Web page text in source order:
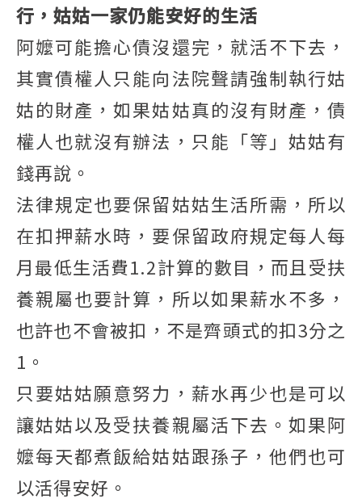
行，姑姑一家仍能安好的生活
阿嬤可能擔心債沒還完，就活不下去，
其實債權人只能向法院聲請強制執行姑
姑的財產，如果姑姑真的沒有財產，債
權人也就沒有辦法，只能「等」姑姑有
錢再說。
法律規定也要保留姑姑生活所需，所以
在扣押薪水時，要保留政府規定每人每
月最低生活費1.2計算的數目，而且受扶
養親屬也要計算，所以如果薪水不多，
也許也不會被扣，不是齊頭式的扣3分之
1。
只要姑姑願意努力，薪水再少也是可以
讓姑姑以及受扶養親屬活下去。如果阿
嬤每天都煮飯給姑姑跟孫子，他們也可
以活得安好。